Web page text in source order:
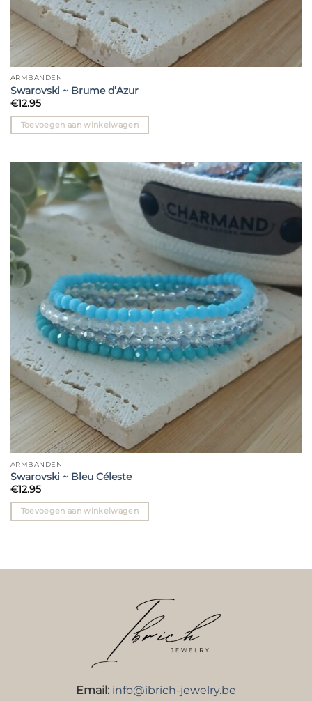
ARMBANDEN
Swarovski ~ Brume d’Azur
€12.95
Toevoegen aan winkelwagen
ARMBANDEN
Swarovski ~ Bleu Céleste
€12.95
Toevoegen aan winkelwagen
Email: info@ibrich-jewelry.be